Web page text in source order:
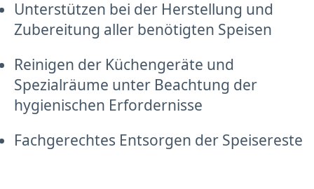
Unterstützen bei der Herstellung und
Zubereitung aller benötigten Speisen
Reinigen der Küchengeräte und
Spezialräume unter Beachtung der
hygienischen Erfordernisse
Fachgerechtes Entsorgen der Speisereste